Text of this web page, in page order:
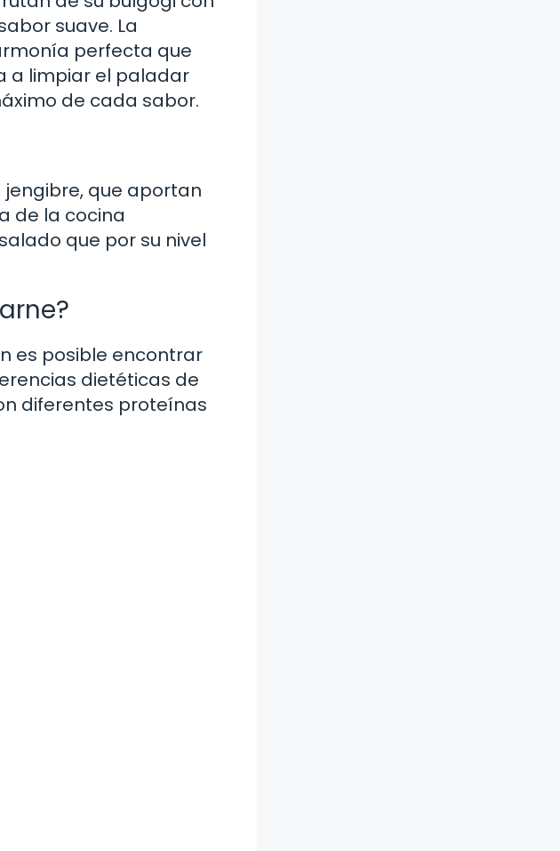
suave. La
perfecta que
a limpiar el paladar
de cada sabor.
que aportan
de la cocina
que por su nivel
es posible encontrar
dietéticas de
diferentes proteínas